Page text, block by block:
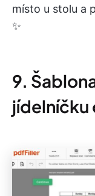
místo u stolu a
✨
9.
jídelníčku